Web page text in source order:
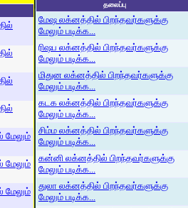
மேலும்
மேலும்
மேலும்
தலைப்பு
மேஷ லக்னத்தில் பிறந்தவர்களுக்கு
மேலும் படிக்க...
ரிஷப லக்னத்தில் பிறந்தவர்களுக்கு
மேலும் படிக்க...
மிதுன லக்னத்தில் பிறந்தவர்களுக்கு
மேலும் படிக்க...
கடக லக்னத்தில் பிறந்தவர்களுக்கு
மேலும் படிக்க...
சிம்ம லக்னத்தில் பிறந்தவர்களுக்கு
மேலும் படிக்க...
கன்னி லக்னத்தில் பிறந்தவர்களுக்கு
மேலும் படிக்க...
துலா லக்னத்தில் பிறந்தவர்களுக்கு
மேலும் படிக்க...